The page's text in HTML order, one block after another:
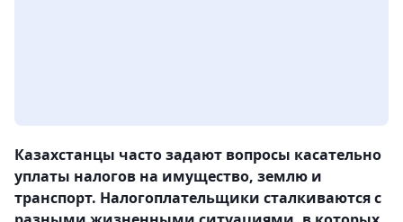
Казахстанцы часто задают вопросы касательно
уплаты налогов на имущество, землю и
транспорт. Налогоплательщики сталкиваются с